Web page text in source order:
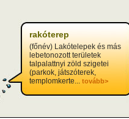
rakóterep
(főnév) Lakótelepek és más
lebetonozott területek
talpalattnyi zöld szigetei
(parkok, játszóterek,
templomkerte... tovább>